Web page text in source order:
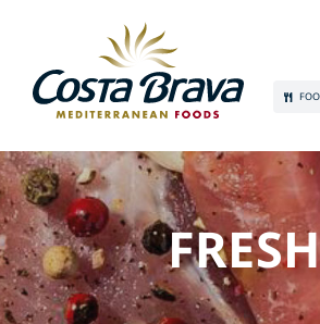
content
À PROPOS DE NOUS
DURABILITÉ
PRODUITS
FRESH